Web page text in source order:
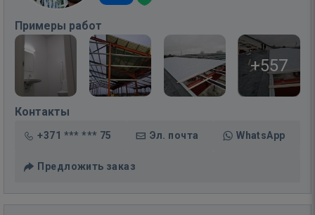
Примеры работ
+557
Контакты
+371 *** *** 75 Эл. почта WhatsApp
Предложить заказ